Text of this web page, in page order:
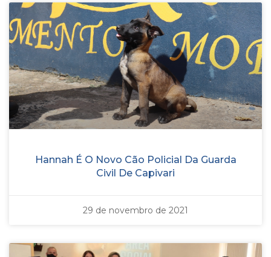
Hannah É O Novo Cão Policial Da Guarda
Civil De Capivari
29 de novembro de 2021